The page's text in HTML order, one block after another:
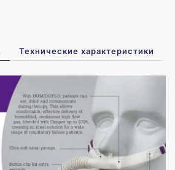
Технические характеристики